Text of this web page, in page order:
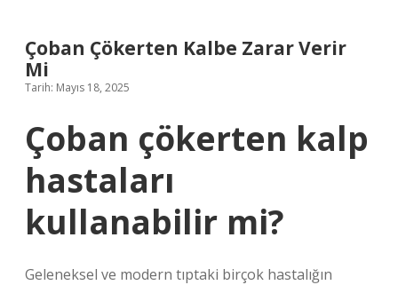
Çoban Çökerten Kalbe Zarar Verir
Mi
Tarih: Mayıs 18, 2025
Çoban çökerten kalp
hastaları
kullanabilir mi?
Geleneksel ve modern tıptaki birçok hastalığın